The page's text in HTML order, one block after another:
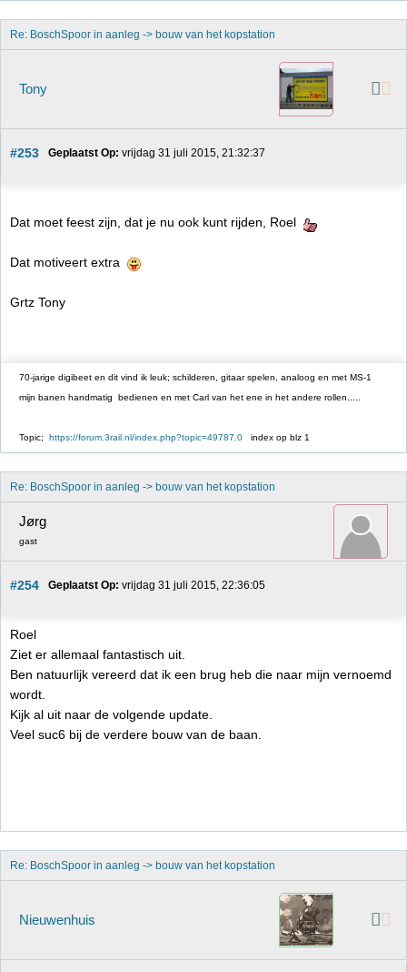
Re: BoschSpoor in aanleg -> bouw van het kopstation
Tony
#253 Geplaatst Op: vrijdag 31 juli 2015, 21:32:37
Dat moet feest zijn, dat je nu ook kunt rijden, Roel
Dat motiveert extra
Grtz Tony
70-jarige digibeet en dit vind ik leuk; schilderen, gitaar spelen, analoog en met MS-1
mijn banen handmatig bedienen en met Carl van het ene in het andere rollen.....
Topic; https://forum.3rail.nl/index.php?topic=49787.0 index op blz 1
Re: BoschSpoor in aanleg -> bouw van het kopstation
Jørg
gast
#254 Geplaatst Op: vrijdag 31 juli 2015, 22:36:05
Roel
Ziet er allemaal fantastisch uit.
Ben natuurlijk vereerd dat ik een brug heb die naar mijn vernoemd
wordt.
Kijk al uit naar de volgende update.
Veel suc6 bij de verdere bouw van de baan.
Re: BoschSpoor in aanleg -> bouw van het kopstation
Nieuwenhuis